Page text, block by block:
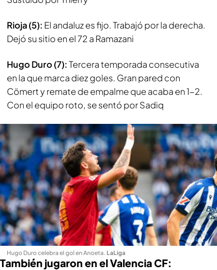
Rioja (5): El andaluz es fijo. Trabajó por la derecha.
Dejó su sitio en el 72 a Ramazani
Hugo Duro (7):Tercera temporada consecutiva
en la que marca diez goles. Gran pared con
Cömert y remate de empalme que acaba en 1-2.
Con el equipo roto, se sentó por Sadiq
Hugo Duro celebra el gol en Anoeta. LaLiga
También jugaron en el Valencia CF: